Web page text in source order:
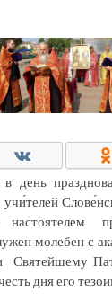
молебен с
Святейшему
дня его